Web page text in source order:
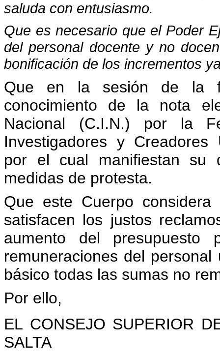
saluda con entusiasmo.
Que es necesario que el Poder
del personal docente y no
bonificación de los incrementos
Que en la sesión de la
conocimiento de la nota
Nacional (C.I.N.) por la
Investigadores y Creadores
por el cual manifiestan su
medidas de protesta.
Que este Cuerpo
satisfacen los justos
aumento del presupuesto
remuneraciones del
básico todas las sumas no
Por ello,
EL CONSEJO SUPERIOR
SALTA